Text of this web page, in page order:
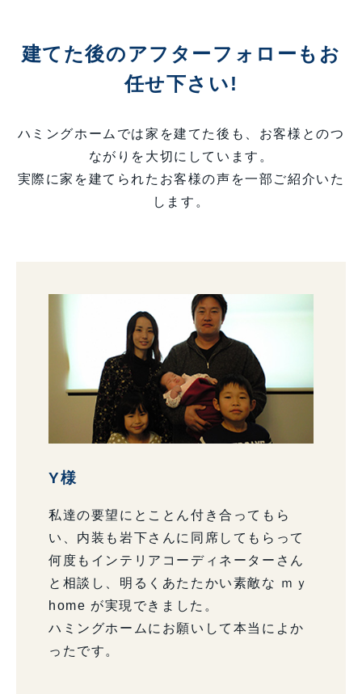
建てた後のアフターフォローもお
任せ下さい!
ハミングホームでは家を建てた後も、お客様とのつ
ながりを大切にしています。
実際に家を建てられたお客様の声を一部ご紹介いた
します。
Y様
私達の要望にとことん付き合ってもら
い、内装も岩下さんに同席してもらって
何度もインテリアコーディネーターさん
と相談し、明るくあたたかい素敵な ｍｙ
home が実現できました。
ハミングホームにお願いして本当によか
ったです。